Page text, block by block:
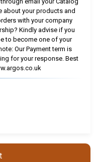
about your products and
with your company
Kindly advise if you
to become one of your
Our Payment term is
for your response. Best